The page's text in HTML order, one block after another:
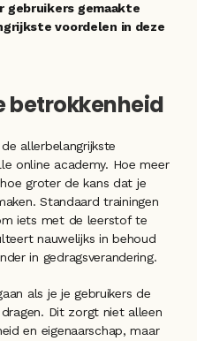
gebruikers gemaakte
voordelen in deze
betrokkenheid
allerbelangrijkste
online academy. Hoe meer
groter de kans dat je
Standaard trainingen
iets met de leerstof te
nauwelijks in behoud
in gedragsverandering.
als je je gebruikers de
Dit zorgt niet alleen
en eigenaarschap, maar